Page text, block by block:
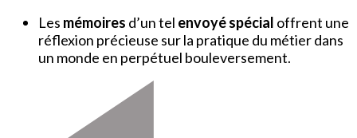
Les mémoires d’un tel envoyé spécial offrent une
réflexion précieuse sur la pratique du métier dans
un monde en perpétuel bouleversement.